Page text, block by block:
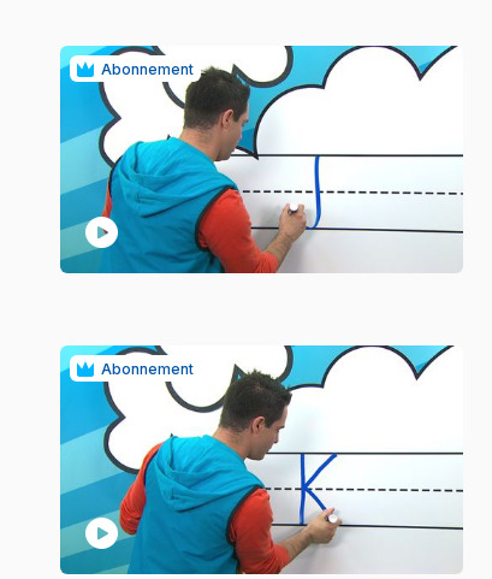
Abonnement
play_circle
Abonnement
play_circle